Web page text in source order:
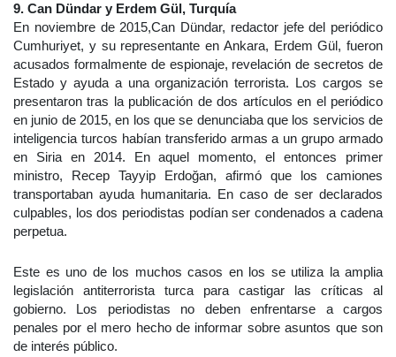
9. Can Dündar y Erdem Gül, Turquía
En noviembre de 2015,Can Dündar, redactor jefe del periódico
Cumhuriyet, y su representante en Ankara, Erdem Gül, fueron
acusados formalmente de espionaje, revelación de secretos de
Estado y ayuda a una organización terrorista. Los cargos se
presentaron tras la publicación de dos artículos en el periódico
en junio de 2015, en los que se denunciaba que los servicios de
inteligencia turcos habían transferido armas a un grupo armado
en Siria en 2014. En aquel momento, el entonces primer
ministro, Recep Tayyip Erdoğan, afirmó que los camiones
transportaban ayuda humanitaria. En caso de ser declarados
culpables, los dos periodistas podían ser condenados a cadena
perpetua.
Este es uno de los muchos casos en los se utiliza la amplia
legislación antiterrorista turca para castigar las críticas al
gobierno. Los periodistas no deben enfrentarse a cargos
penales por el mero hecho de informar sobre asuntos que son
de interés público.